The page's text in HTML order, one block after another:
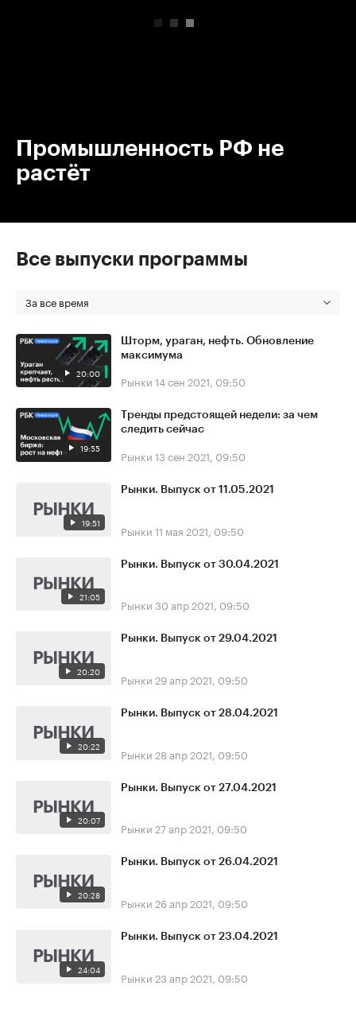
Промышленность РФ не
растёт
Все выпуски программы
За все время
20:00
Шторм, ураган, нефть. Обновление
максимума
Рынки 14 сен 2021, 09:50
19:55
Тренды предстоящей недели: за чем
следить сейчас
Рынки 13 сен 2021, 09:50
19:51
Рынки. Выпуск от 11.05.2021
Рынки 11 мая 2021, 09:50
21:05
Рынки. Выпуск от 30.04.2021
Рынки 30 апр 2021, 09:50
20:20
Рынки. Выпуск от 29.04.2021
Рынки 29 апр 2021, 09:50
20:22
Рынки. Выпуск от 28.04.2021
Рынки 28 апр 2021, 09:50
20:07
Рынки. Выпуск от 27.04.2021
Рынки 27 апр 2021, 09:50
20:28
Рынки. Выпуск от 26.04.2021
Рынки 26 апр 2021, 09:50
24:04
Рынки. Выпуск от 23.04.2021
Рынки 23 апр 2021, 09:50